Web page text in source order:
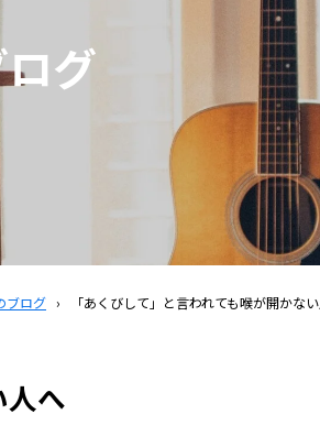
グ
ブログ › 「あくびして」と言われても喉が開かな
人へ